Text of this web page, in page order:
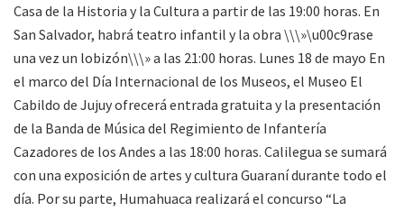
Casa de la Historia y la Cultura a partir de las 19:00 horas. En
San Salvador, habrá teatro infantil y la obra \\\»\u00c9rase
una vez un lobizón\\\» a las 21:00 horas. Lunes 18 de mayo En
el marco del Día Internacional de los Museos, el Museo El
Cabildo de Jujuy ofrecerá entrada gratuita y la presentación
de la Banda de Música del Regimiento de Infantería
Cazadores de los Andes a las 18:00 horas. Calilegua se sumará
con una exposición de artes y cultura Guaraní durante todo el
día. Por su parte, Humahuaca realizará el concurso “La